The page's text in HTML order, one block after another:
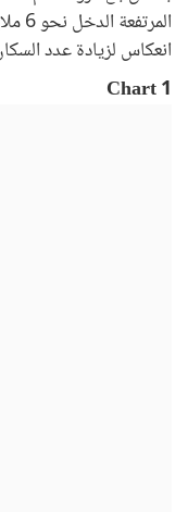
انعكاس لزيادة عدد
Chart 1